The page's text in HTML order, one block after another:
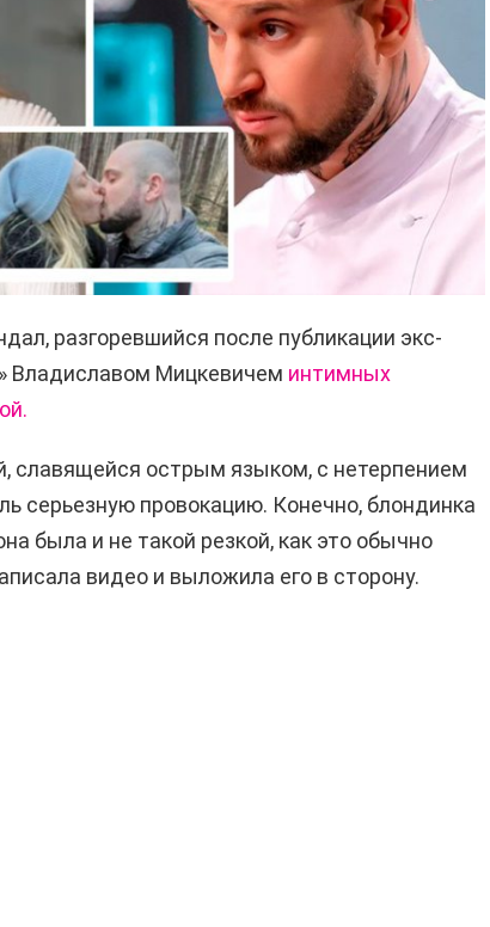
разгоревшийся после публикации экс-
Владиславом Мицкевичем интимных
славящейся острым языком, с нетерпением
серьезную провокацию. Конечно, блондинка
была и не такой резкой, как это обычно
видео и выложила его в сторону.